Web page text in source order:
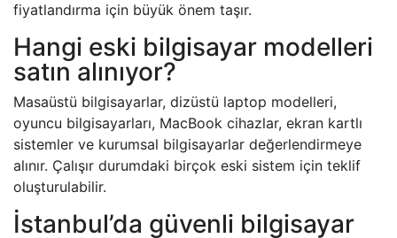
fiyatlandırma için büyük önem taşır.
Hangi eski bilgisayar modelleri
satın alınıyor?
Masaüstü bilgisayarlar, dizüstü laptop modelleri,
oyuncu bilgisayarları, MacBook cihazlar, ekran kartlı
sistemler ve kurumsal bilgisayarlar değerlendirmeye
alınır. Çalışır durumdaki birçok eski sistem için teklif
oluşturulabilir.
İstanbul’da güvenli bilgisayar